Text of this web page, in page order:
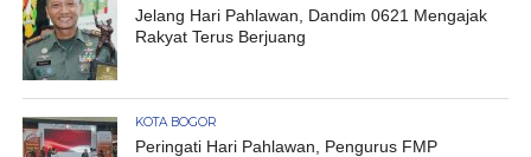
Jelang Hari Pahlawan, Dandim 0621 Mengajak
Rakyat Terus Berjuang
KOTA BOGOR
Peringati Hari Pahlawan, Pengurus FMP